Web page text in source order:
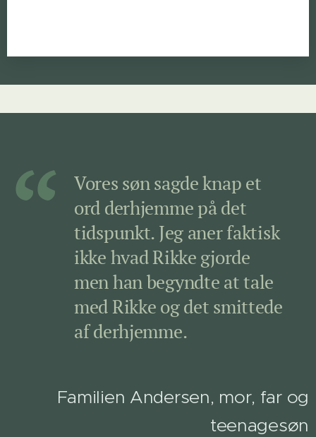
Vores søn sagde knap et
ord derhjemme på det
tidspunkt. Jeg aner faktisk
ikke hvad Rikke gjorde
men han begyndte at tale
med Rikke og det smittede
af derhjemme.
Familien Andersen, mor, far og
teenagesøn